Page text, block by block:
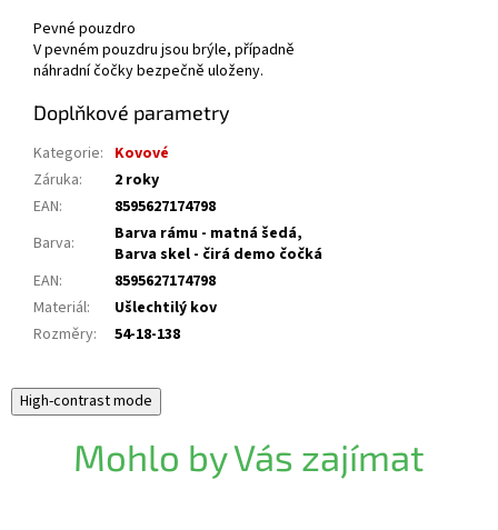
Pevné pouzdro
V pevném pouzdru jsou brýle, případně
náhradní čočky bezpečně uloženy.
Doplňkové parametry
Kategorie: Kovové
Záruka:
2 roky
EAN:
8595627174798
Barva:
Barva rámu - matná šedá,
Barva skel - čirá demo čočká
EAN:
8595627174798
Materiál:
Ušlechtilý kov
Rozměry: 54-18-138
High-contrast mode
Mohlo by Vás zajímat